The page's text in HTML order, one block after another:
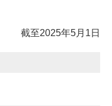
截至2025年5月1日